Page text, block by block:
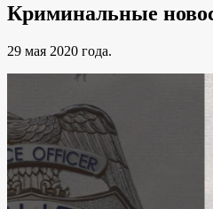
Криминальные
29 мая 2020 года.